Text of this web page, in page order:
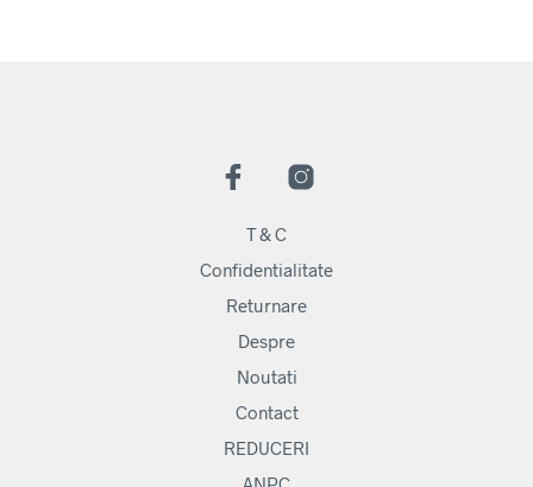
T & C
Confidentialitate
Returnare
Despre
Noutati
Contact
REDUCERI